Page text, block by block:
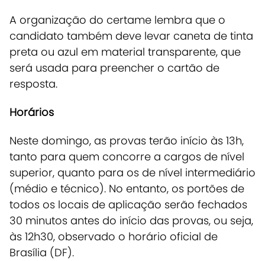
A organização do certame lembra que o
candidato também deve levar caneta de tinta
preta ou azul em material transparente, que
será usada para preencher o cartão de
resposta.
Horários
Neste domingo, as provas terão início às 13h,
tanto para quem concorre a cargos de nível
superior, quanto para os de nível intermediário
(médio e técnico). No entanto, os portões de
todos os locais de aplicação serão fechados
30 minutos antes do início das provas, ou seja,
às 12h30, observado o horário oficial de
Brasília (DF).